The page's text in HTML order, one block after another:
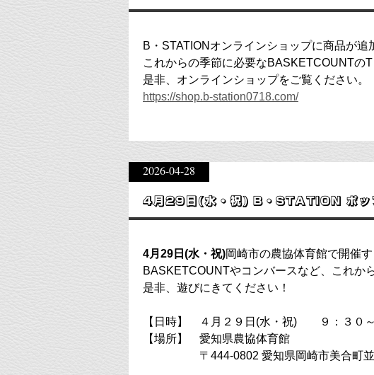
B・STATIONオンラインショップに商品が追
これからの季節に必要なBASKETCOUNTの
是非、オンラインショップをご覧ください。
https://shop.b-station0718.com/
4月29日(水・祝) B・STATION ポッ
2026-04-28
4月29日(水・祝)岡崎市の農協体育館で開催
BASKETCOUNTやコンバースなど、これか
是非、遊びにきてください！
【日時】 ４月２９日(水・祝) ９：３０～
【場所】 愛知県農協体育館
〒444-0802 愛知県岡崎市美合町並